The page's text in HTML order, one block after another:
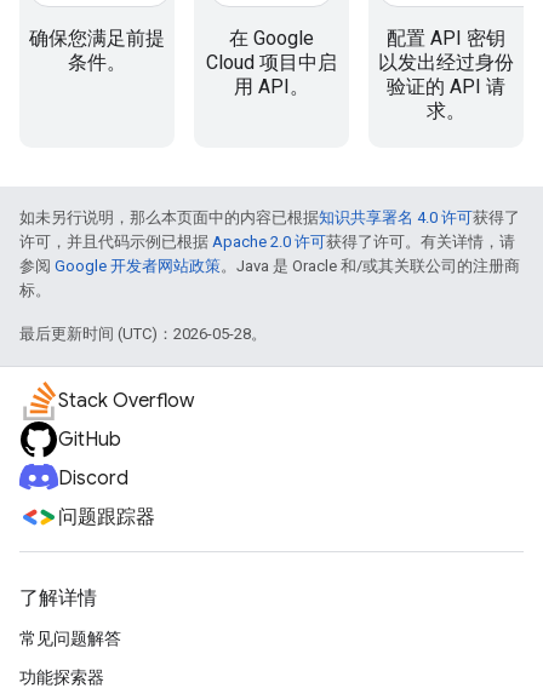
确保您满足前提
条件。
在 Google
Cloud 项目中启
用 API。
配置 API 密钥
以发出经过身份
验证的 API 请
求。
如未另行说明，那么本页面中的内容已根据知识共享署名 4.0 许可获得了
许可，并且代码示例已根据 Apache 2.0 许可获得了许可。有关详情，请
参阅 Google 开发者网站政策。Java 是 Oracle 和/或其关联公司的注册商
标。
最后更新时间 (UTC)：2026-05-28。
Stack Overflow
GitHub
Discord
问题跟踪器
了解详情
常见问题解答
功能探索器